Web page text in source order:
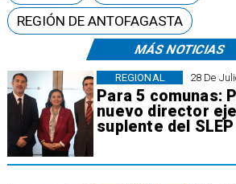
MÁS NOTICIAS
28 De
Para 5 comunas:
nuevo director
suplente del
REGIONAL
REGIÓN DE ANTOFAGASTA